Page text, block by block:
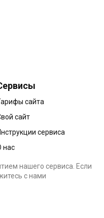
сайта
сайт
сервиса
нас
нашего сервиса. Если
с нами